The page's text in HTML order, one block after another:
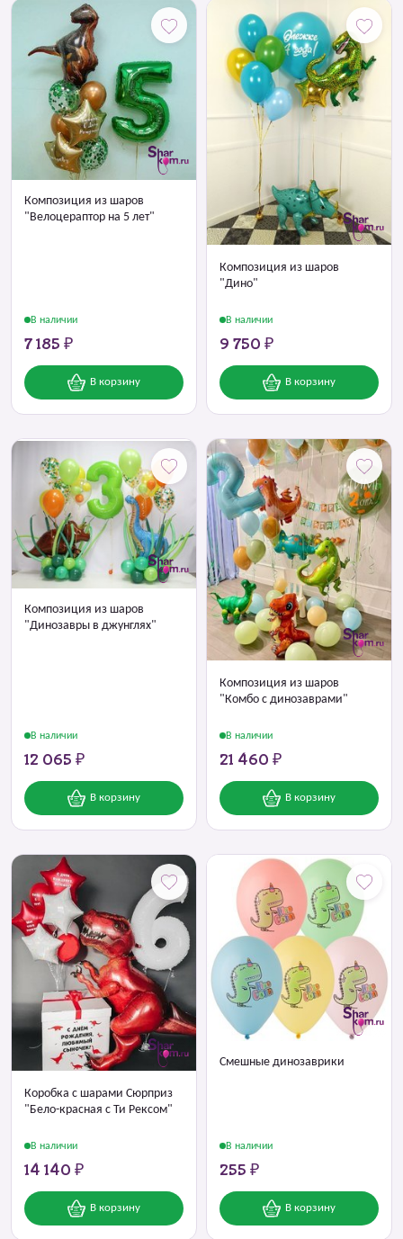
Композиция из шаров
"Велоцераптор на 5 лет"
В наличии
7 185 ₽
В корзину
Композиция из шаров
"Дино"
В наличии
9 750 ₽
В корзину
Композиция из шаров
"Динозавры в джунглях"
В наличии
12 065 ₽
В корзину
Композиция из шаров
"Комбо с динозаврами"
В наличии
21 460 ₽
В корзину
Коробка с шарами Сюрприз
"Бело-красная с Ти Рексом"
В наличии
14 140 ₽
В корзину
Смешные динозаврики
В наличии
255 ₽
В корзину